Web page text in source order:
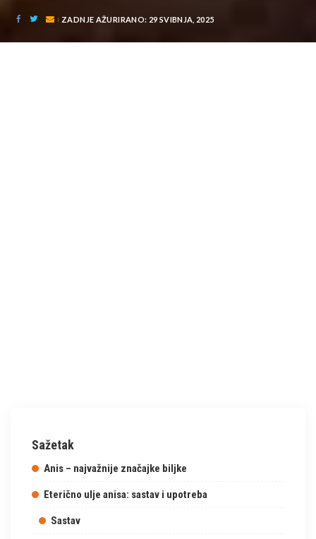
ZADNJE AŽURIRANO: 29 SVIBNJA, 2025
Sažetak
Anis – najvažnije značajke biljke
Eterično ulje anisa: sastav i upotreba
Sastav